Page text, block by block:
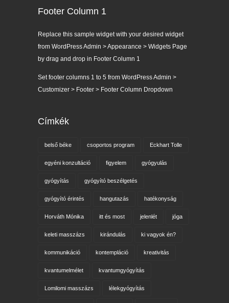
Footer Column 1
Replace this sample widget with your desired widget
from WordPress Admin > Appearance > Widgets Page
by drag and drop in Footer Column 1
Set footer columns 1 to 5 from WordPress Admin >
Customizer > Footer > Footer Column Dropdown
Címkék
belső béke csoportos program Eckhart Tolle
egyéni konzultáció figyelem gyógyulás
gyógyítás gyógyító beszélgetés
gyógyító érintés hangutazás hatékonyság
Horváth Mónika itt és most jelenlét jóga
keleti masszázs kirándulás ki vagyok én?
kommunikáció kontempláció kreativitás
kvantumelmélet kvantumgyógyítás
Lomilomi masszázs lélekgyógyítás